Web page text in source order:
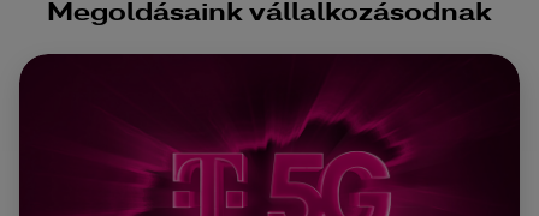
Megoldásaink vállalkozásodnak